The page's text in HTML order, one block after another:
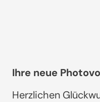
Ihre neue
Herzlichen